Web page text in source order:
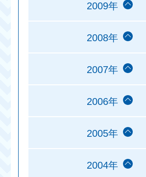
2009年
2008年
2007年
2006年
2005年
2004年